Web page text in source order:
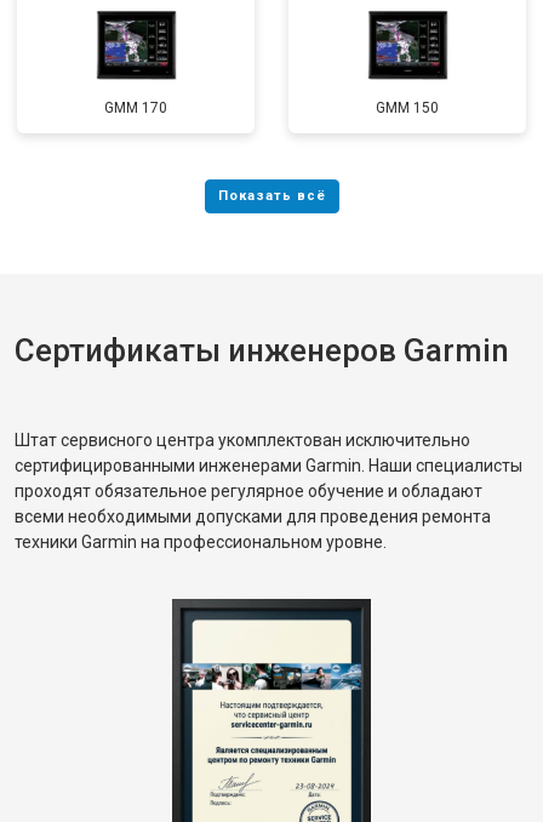
GMM 170 GMM 150
Сертификаты инженеров Garmin
Штат сервисного центра укомплектован исключительно
сертифицированными инженерами Garmin. Наши специалисты
проходят обязательное регулярное обучение и обладают
всеми необходимыми допусками для проведения ремонта
техники Garmin на профессиональном уровне.